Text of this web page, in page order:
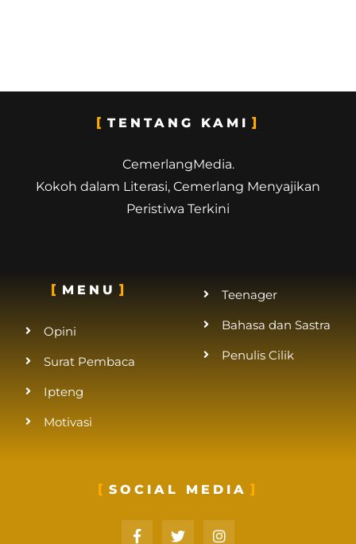
TENTANG KAMI
CemerlangMedia.
Kokoh dalam Literasi, Cemerlang Menyajikan
Peristiwa Terkini
MENU
Opini
Surat Pembaca
Ipteng
Motivasi
Teenager
Bahasa dan Sastra
Penulis Cilik
SOCIAL MEDIA